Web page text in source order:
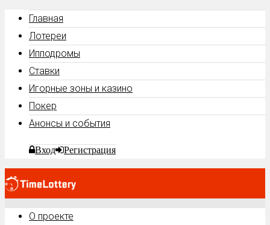
Главная
Лотереи
Ипподромы
Ставки
Игорные зоны и казино
Покер
Анонсы и события
Вход Регистрация
О проекте